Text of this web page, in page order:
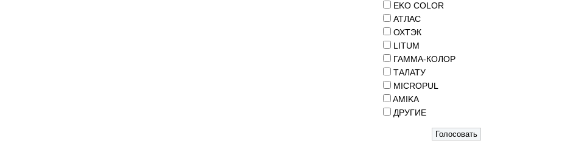
EKO COLOR
АТЛАС
ОХТЭК
LITUM
ГАММА-КОЛОР
ТАЛАТУ
MICROPUL
AMIKA
ДРУГИЕ